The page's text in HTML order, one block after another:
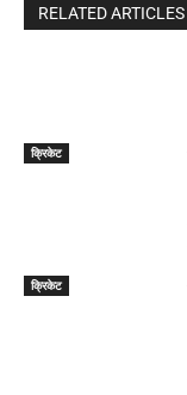
RELATED ARTICLES
क्रिकेट
क्रिकेट